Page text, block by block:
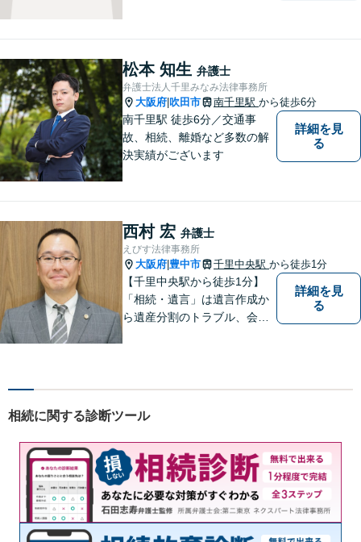
細なことでもどうぞお気軽に
ご相談下さい。
松本 知生 弁護士
弁護士法人千里みなみ法律事務所
大阪府 吹田市 南千里駅 から徒歩6分
南千里駅 徒歩6分／交通事
故、相続、離婚など多数の解
決実績がございます
詳細を見
る
西村 宏 弁護士
えびす法律事務所
大阪府 豊中市 千里中央駅 から徒歩1分
【千里中央駅から徒歩1分】
「相続・遺言」は遺言作成か
ら遺産分割のトラブル、会社
【初回相談30分無料】
詳細を見
る
相続に関する診断ツール